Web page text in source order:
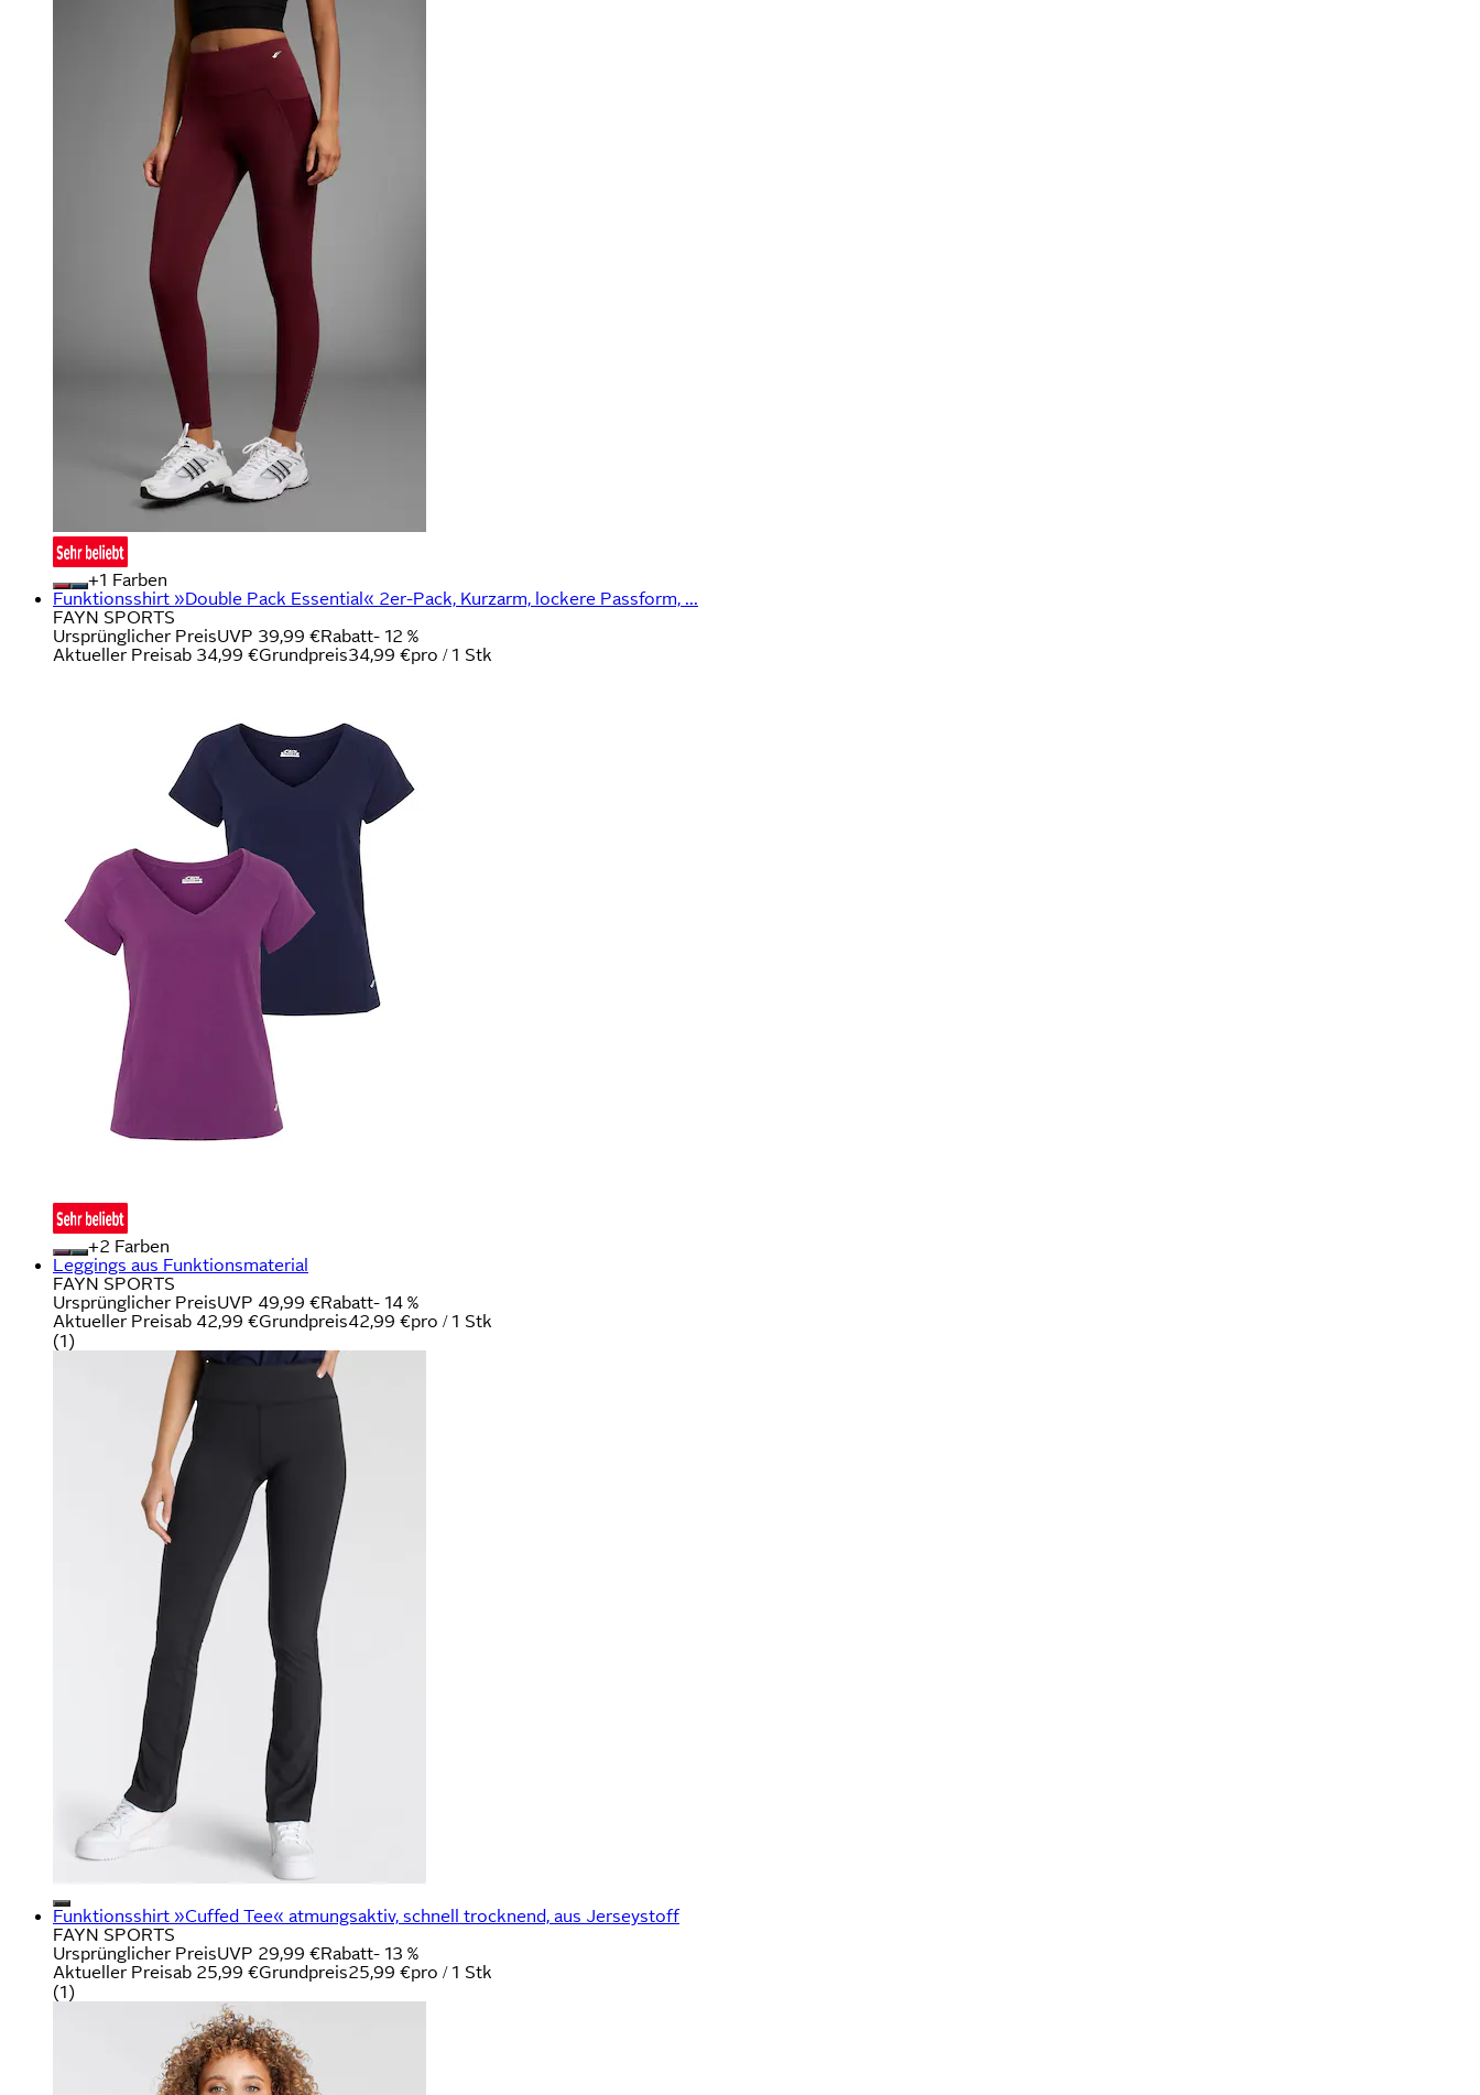
+
Farben
Funktionsshirt »Double Pack Essential« 2er-Pack, Kurzarm, lockere Passform, ...
FAYN SPORTS
Ursprünglicher PreisUVP 39,99 €Rabatt- 12 %
Aktueller Preisab 34,99 €Grundpreis34,99 €pro / 1 Stk
+
Farben
Leggings aus Funktionsmaterial
FAYN SPORTS
Ursprünglicher PreisUVP 49,99 €Rabatt- 14 %
Aktueller Preisab 42,99 €Grundpreis42,99 €pro / 1 Stk
(1)
Funktionsshirt »Cuffed Tee« atmungsaktiv, schnell trocknend, aus Jerseystoff
FAYN SPORTS
Ursprünglicher PreisUVP 29,99 €Rabatt- 13 %
Aktueller Preisab 25,99 €Grundpreis25,99 €pro / 1 Stk
(1)